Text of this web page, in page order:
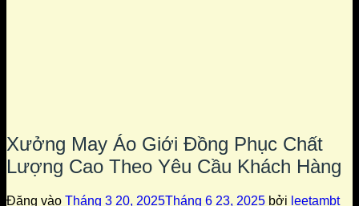
Xưởng May Áo Giới Đồng Phục Chất
Lượng Cao Theo Yêu Cầu Khách Hàng
Đăng vào Tháng 3 20, 2025Tháng 6 23, 2025 bởi leetambt